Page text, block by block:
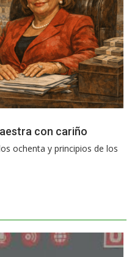
con cariño
ochenta y principios de los